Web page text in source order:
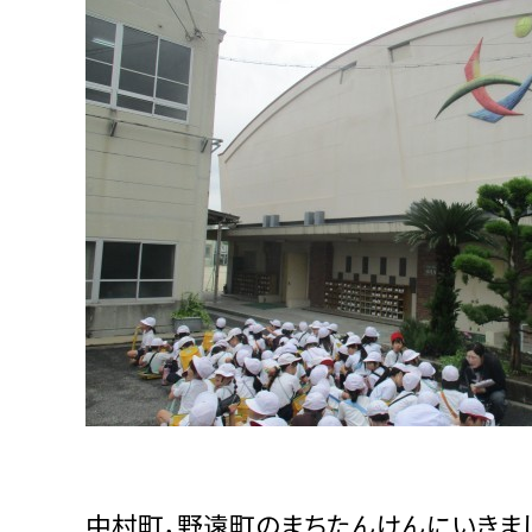
中村町，野遠町のまちたんけんにいきま